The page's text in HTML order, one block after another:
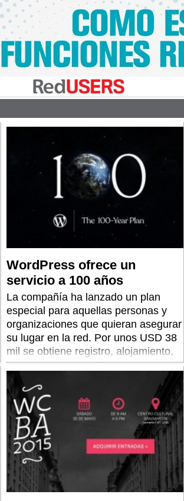
WordPress ofrece un
servicio a 100 años
La compañía ha lanzado un plan
especial para aquellas personas y
organizaciones que quieran asegurar
su lugar en la red. Por unos USD 38
mil se obtiene registro, alojamiento,
respaldos y apoyo técnico.